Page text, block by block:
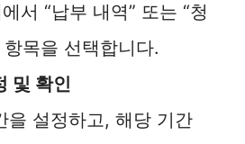
서 “납부 내역” 또는 “청
항목을 선택합니다.
및 확인
을 설정하고, 해당 기간